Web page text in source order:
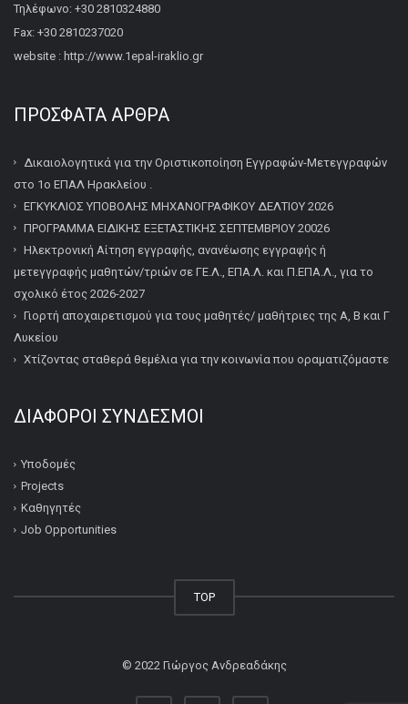
Τηλέφωνο: +30 2810324880
Fax: +30 2810237020
website : http://www.1epal-iraklio.gr
ΠΡΌΣΦΑΤΑ ΆΡΘΡΑ
Δικαιολογητικά για την Οριστικοποίηση Εγγραφών-Μετεγγραφών
στο 1ο ΕΠΑΛ Ηρακλείου .
ΕΓΚΥΚΛΙΟΣ ΥΠΟΒΟΛΗΣ ΜΗΧΑΝΟΓΡΑΦΙΚΟΥ ΔΕΛΤΙΟΥ 2026
ΠΡΟΓΡΑΜΜΑ ΕΙΔΙΚΗΣ ΕΞΕΤΑΣΤΙΚΗΣ ΣΕΠΤΕΜΒΡΙΟΥ 20026
Ηλεκτρονική Αίτηση εγγραφής, ανανέωσης εγγραφής ή
μετεγγραφής μαθητών/τριών σε ΓΕ.Λ., ΕΠΑ.Λ. και Π.ΕΠΑ.Λ., για το
σχολικό έτος 2026-2027
Γιορτή αποχαιρετισμού για τους μαθητές/ μαθήτριες της Α, Β και Γ
Λυκείου
Χτίζοντας σταθερά θεμέλια για την κοινωνία που οραματιζόμαστε
ΔΙΆΦΟΡΟΙ ΣΎΝΔΕΣΜΟΙ
Υποδομές
Projects
Καθηγητές
Job Opportunities
TOP
© 2022 Γιώργος Ανδρεαδάκης